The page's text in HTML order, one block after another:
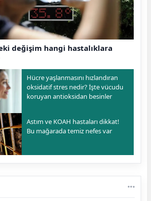
değişim hangi hastalıklara
Hücre yaşlanmasını hızlandıran
oksidatif stres nedir? İşte vücudu
koruyan antioksidan besinler
Astım ve KOAH hastaları dikkat!
Bu mağarada temiz nefes var